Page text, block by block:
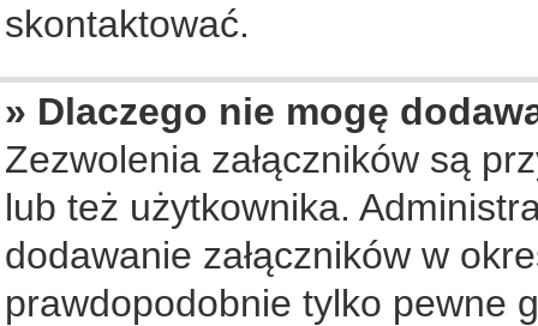
skontaktować.
» Dlaczego nie mogę
Zezwolenia załączników są
lub też użytkownika.
dodawanie załączników w
prawdopodobnie tylko pewne